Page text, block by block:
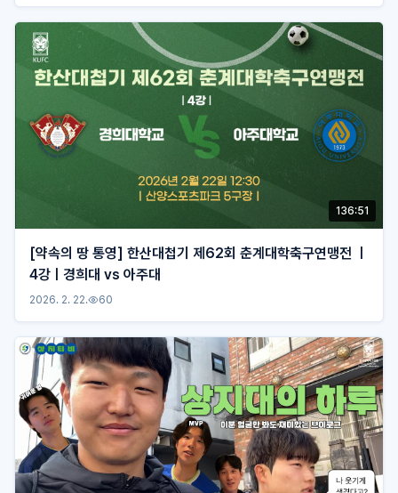
136:51
[약속의 땅 통영] 한산대첩기 제62회 춘계대학축구연맹전 ㅣ
4강ㅣ경희대 vs 아주대
2026. 2. 22. 60